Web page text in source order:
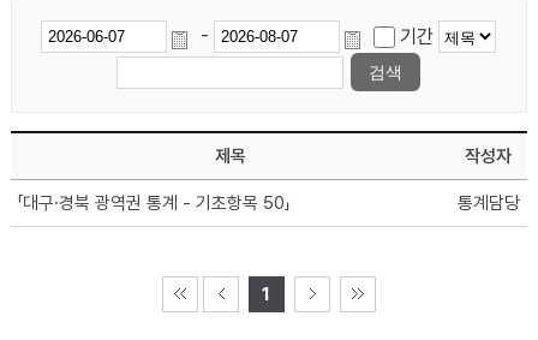
- 기간
제목 작성자
「대구∙경북 광역권 통계 - 기초항목 50」 통계담당
1